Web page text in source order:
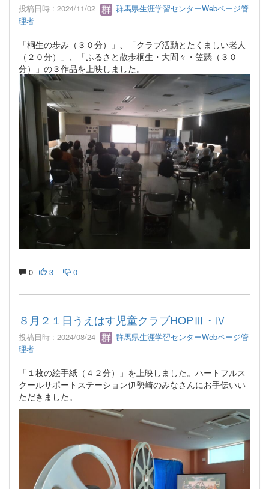
投稿日時 : 2024/11/02
群馬県生涯学習センターWebページ管
理者
「桐生の歩み（３０分）」、「クラブ活動とたくましい老人
（２０分）」、「ふるさと散歩桐生・大間々・笠懸（３０
分）」の３作品を上映しました。
0 3 0
８月２１日うえはす児童クラブHOPⅢ・Ⅳ
投稿日時 : 2024/08/24
群馬県生涯学習センターWebページ管
理者
「１枚の絵手紙（４２分）」を上映しました。ハートフルス
クールサポートステーション伊勢崎のみなさんにお手伝いい
ただきました。